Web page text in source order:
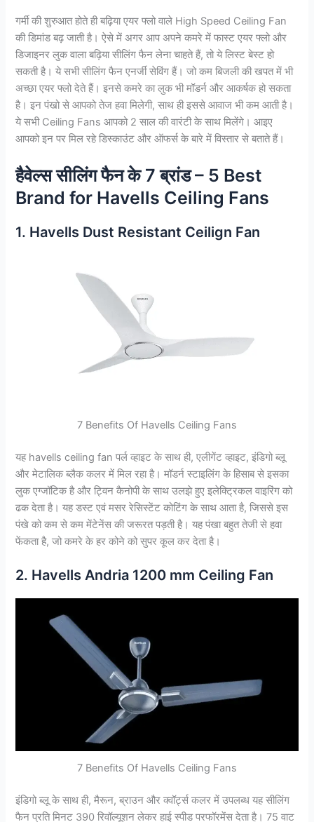
गर्मी की शुरुआत होते ही बढ़िया एयर फ्लो वाले High Speed Ceiling Fan
की डिमांड बढ़ जाती है। ऐसे में अगर आप अपने कमरे में फास्ट एयर फ्लो और
डिजाइनर लुक वाला बढ़िया सीलिंग फैन लेना चाहते हैं, तो ये लिस्ट बेस्ट हो
सकती है। ये सभी सीलिंग फैन एनर्जी सेविंग हैं। जो कम बिजली की खपत में भी
अच्छा एयर फ्लो देते हैं। इनसे कमरे का लुक भी मॉडर्न और आकर्षक हो सकता
है। इन पंखो से आपको तेज हवा मिलेगी, साथ ही इससे आवाज भी कम आती है।
ये सभी Ceiling Fans आपको 2 साल की वारंटी के साथ मिलेंगे। आइए
आपको इन पर मिल रहे डिस्काउंट और ऑफर्स के बारे में विस्तार से बताते हैं।
हैवेल्स सीलिंग फैन के 7 ब्रांड – 5 Best
Brand for Havells Ceiling Fans
1. Havells Dust Resistant Ceilign Fan
7 Benefits Of Havells Ceiling Fans
यह havells ceiling fan पर्ल व्हाइट के साथ ही, एलीगेंट व्हाइट, इंडिगो ब्लू
और मेटालिक ब्लैक कलर में मिल रहा है। मॉडर्न स्टाइलिंग के हिसाब से इसका
लुक एग्जॉटिक है और ट्विन कैनोपी के साथ उलझे हुए इलेक्ट्रिकल वाइरिंग को
ढक देता है। यह डस्ट एवं मसर रेसिस्टेंट कोटिंग के साथ आता है, जिससे इस
पंखे को कम से कम मेंटेनेंस की जरूरत पड़ती है। यह पंखा बहुत तेजी से हवा
फेंकता है, जो कमरे के हर कोने को सुपर कूल कर देता है।
2. Havells Andria 1200 mm Ceiling Fan
7 Benefits Of Havells Ceiling Fans
इंडिगो ब्लू के साथ ही, मैरून, ब्राउन और क्वॉर्ट्स कलर में उपलब्ध यह सीलिंग
फैन प्रति मिनट 390 रिवॉल्यूशन लेकर हाई स्पीड परफॉरमेंस देता है। 75 वाट